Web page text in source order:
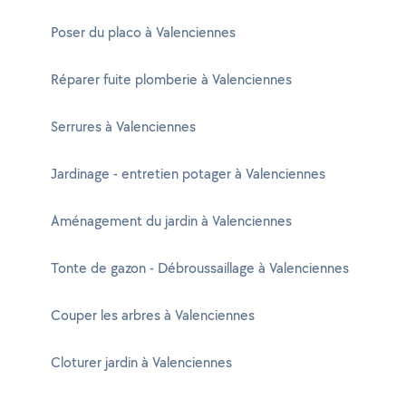
Poser du placo à Valenciennes
Réparer fuite plomberie à Valenciennes
Serrures à Valenciennes
Jardinage - entretien potager à Valenciennes
Aménagement du jardin à Valenciennes
Tonte de gazon - Débroussaillage à Valenciennes
Couper les arbres à Valenciennes
Cloturer jardin à Valenciennes